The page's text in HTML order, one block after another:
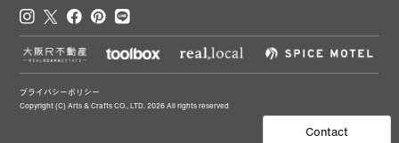
Contact
プライバシーポリシー
Copyright (C) Arts & Crafts CO., LTD. 2026 All rights reserved